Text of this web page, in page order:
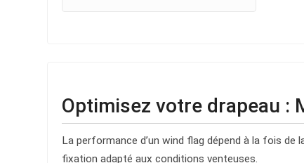
Optimisez votre drapeau :
La performance d’un wind flag dépend à la fois
fixation adapté aux conditions venteuses.